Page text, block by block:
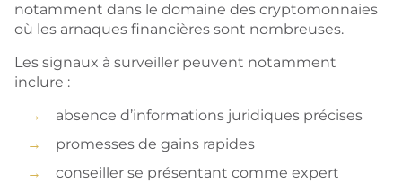
notamment dans le domaine des cryptomonnaies
où les arnaques financières sont nombreuses.
Les signaux à surveiller peuvent notamment
inclure :
absence d’informations juridiques précises
promesses de gains rapides
conseiller se présentant comme expert